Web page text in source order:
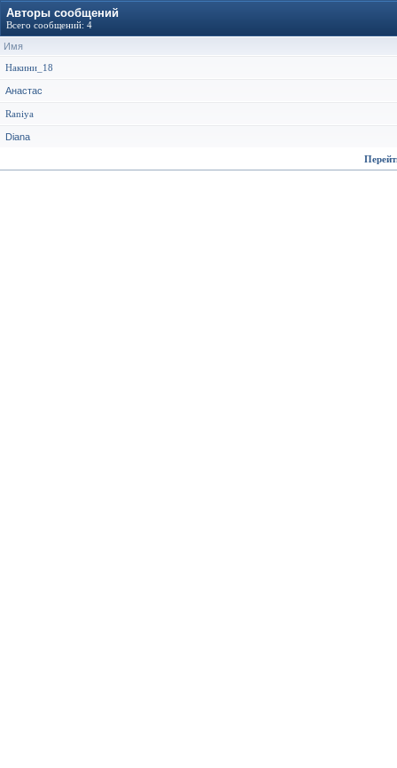
Авторы сообщений
Всего сообщений: 4
Имя
Накини_18
Анастас
Raniya
Diana